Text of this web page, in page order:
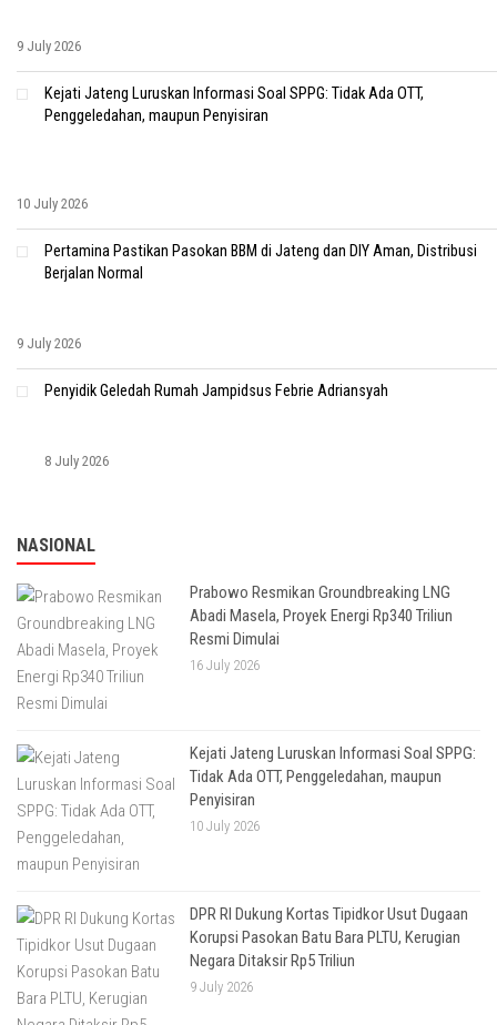
9 July 2026
Kejati Jateng Luruskan Informasi Soal SPPG: Tidak Ada OTT,
Penggeledahan, maupun Penyisiran
10 July 2026
Pertamina Pastikan Pasokan BBM di Jateng dan DIY Aman, Distribusi
Berjalan Normal
9 July 2026
Penyidik Geledah Rumah Jampidsus Febrie Adriansyah
8 July 2026
NASIONAL
Prabowo Resmikan Groundbreaking LNG
Abadi Masela, Proyek Energi Rp340 Triliun
Resmi Dimulai
16 July 2026
Kejati Jateng Luruskan Informasi Soal SPPG:
Tidak Ada OTT, Penggeledahan, maupun
Penyisiran
10 July 2026
DPR RI Dukung Kortas Tipidkor Usut Dugaan
Korupsi Pasokan Batu Bara PLTU, Kerugian
Negara Ditaksir Rp5 Triliun
9 July 2026